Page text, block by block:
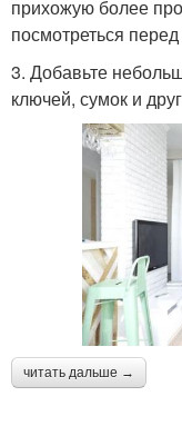
прихожую более
посмотреться
3. Добавьте
ключей, сумок и
читать дальше →